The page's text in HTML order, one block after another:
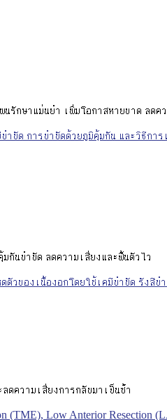
รักษาแม่นยำ เพิ่มโอกาสหายขาด ลดค
กันบำบัด ลดความเสี่ยงและฟื้นตัวไว
ดความเสี่ยงการกลับมาเป็นซ้ำ